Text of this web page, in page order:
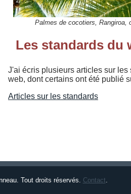
Palmes de cocotiers, Rangiroa,
Les standards du
J'ai écris plusieurs articles sur les
web, dont certains ont été publié
Articles sur les standards
Tout droits réservés. Contact.